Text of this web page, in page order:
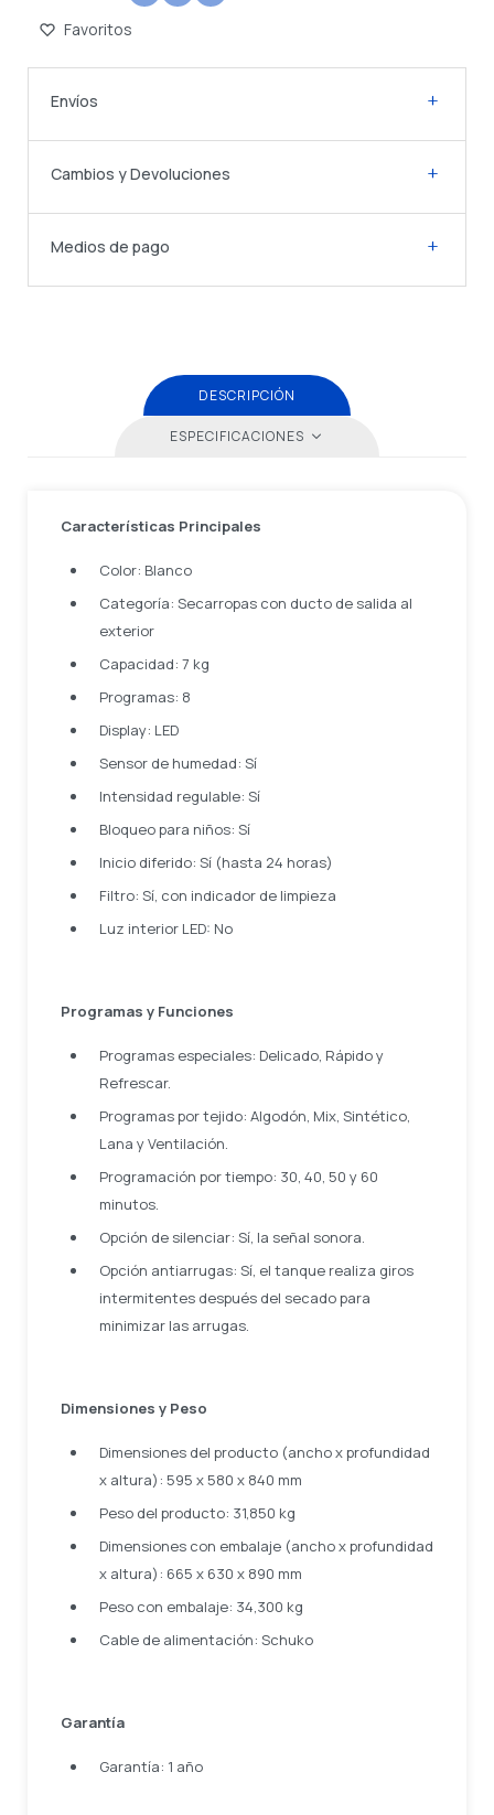
Envíos
Cambios y Devoluciones
Medios de pago
DESCRIPCIÓN
ESPECIFICACIONES
Características Principales
Color: Blanco
Categoría: Secarropas con ducto de salida al
exterior
Capacidad: 7 kg
Programas: 8
Display: LED
Sensor de humedad: Sí
Intensidad regulable: Sí
Bloqueo para niños: Sí
Inicio diferido: Sí (hasta 24 horas)
Filtro: Sí, con indicador de limpieza
Luz interior LED: No
Programas y Funciones
Programas especiales: Delicado, Rápido y
Refrescar.
Programas por tejido: Algodón, Mix, Sintético,
Lana y Ventilación.
Programación por tiempo: 30, 40, 50 y 60
minutos.
Opción de silenciar: Sí, la señal sonora.
Opción antiarrugas: Sí, el tanque realiza giros
intermitentes después del secado para
minimizar las arrugas.
Dimensiones y Peso
Dimensiones del producto (ancho x profundidad
x altura): 595 x 580 x 840 mm
Peso del producto: 31,850 kg
Dimensiones con embalaje (ancho x profundidad
x altura): 665 x 630 x 890 mm
Peso con embalaje: 34,300 kg
Cable de alimentación: Schuko
Garantía
Garantía: 1 año